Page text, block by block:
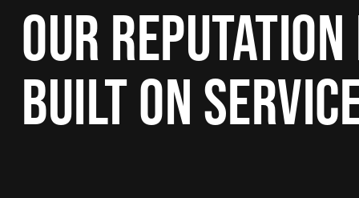
OUR
BUILT ON